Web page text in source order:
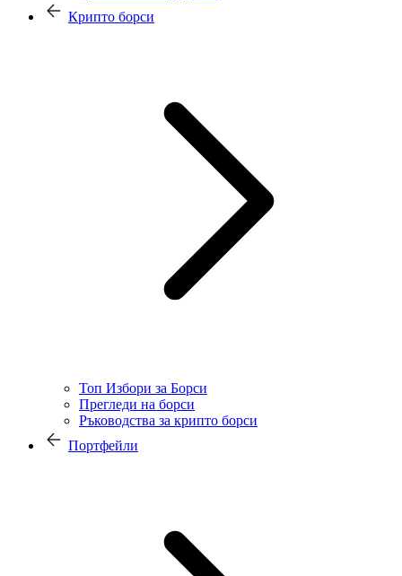
Крипто борси
Топ Избори за Борси
Прегледи на борси
Ръководства за крипто борси
Портфейли